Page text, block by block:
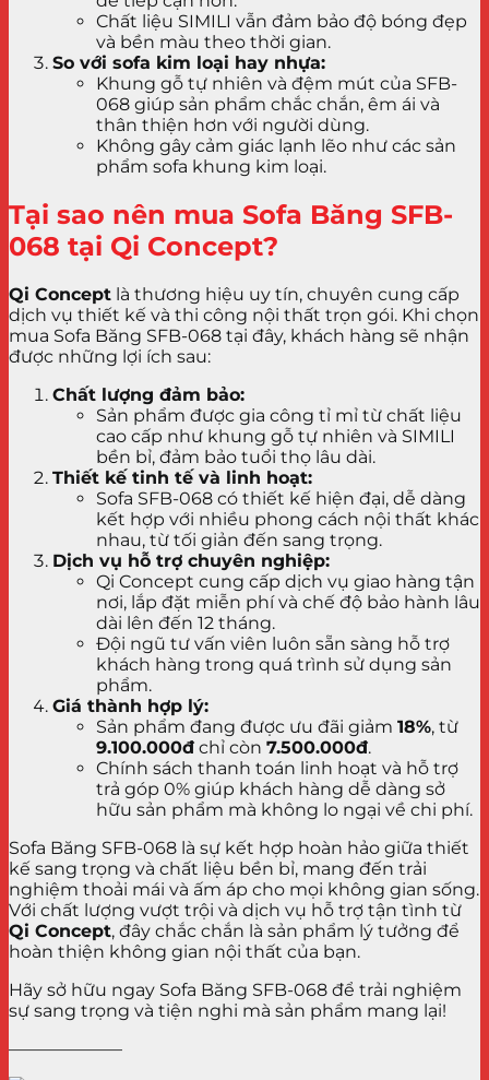
Chất liệu SIMILI vẫn đảm bảo độ bóng đẹp
và bền màu theo thời gian.
So với sofa kim loại hay nhựa:
Khung gỗ tự nhiên và đệm mút của SFB-
068 giúp sản phẩm chắc chắn, êm ái và
thân thiện hơn với người dùng.
Không gây cảm giác lạnh lẽo như các sản
phẩm sofa khung kim loại.
Tại sao nên mua Sofa Băng SFB-
068 tại Qi Concept?
Qi Concept là thương hiệu uy tín, chuyên cung cấp
dịch vụ thiết kế và thi công nội thất trọn gói. Khi chọn
mua Sofa Băng SFB-068 tại đây, khách hàng sẽ nhận
được những lợi ích sau:
Chất lượng đảm bảo:
Sản phẩm được gia công tỉ mỉ từ chất liệu
cao cấp như khung gỗ tự nhiên và SIMILI
bền bỉ, đảm bảo tuổi thọ lâu dài.
Thiết kế tinh tế và linh hoạt:
Sofa SFB-068 có thiết kế hiện đại, dễ dàng
kết hợp với nhiều phong cách nội thất khác
nhau, từ tối giản đến sang trọng.
Dịch vụ hỗ trợ chuyên nghiệp:
Qi Concept cung cấp dịch vụ giao hàng tận
nơi, lắp đặt miễn phí và chế độ bảo hành lâu
dài lên đến 12 tháng.
Đội ngũ tư vấn viên luôn sẵn sàng hỗ trợ
khách hàng trong quá trình sử dụng sản
phẩm.
Giá thành hợp lý:
Sản phẩm đang được ưu đãi giảm 18%, từ
9.100.000đ chỉ còn 7.500.000đ.
Chính sách thanh toán linh hoạt và hỗ trợ
trả góp 0% giúp khách hàng dễ dàng sở
hữu sản phẩm mà không lo ngại về chi phí.
Sofa Băng SFB-068 là sự kết hợp hoàn hảo giữa thiết
kế sang trọng và chất liệu bền bỉ, mang đến trải
nghiệm thoải mái và ấm áp cho mọi không gian sống.
Với chất lượng vượt trội và dịch vụ hỗ trợ tận tình từ
Qi Concept, đây chắc chắn là sản phẩm lý tưởng để
hoàn thiện không gian nội thất của bạn.
Hãy sở hữu ngay Sofa Băng SFB-068 để trải nghiệm
sự sang trọng và tiện nghi mà sản phẩm mang lại!
——————–